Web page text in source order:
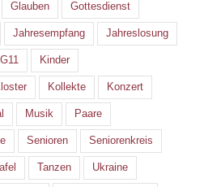
Glauben Gottesdienst
Jahresempfang Jahreslosung
Kinder
Kollekte Konzert
Musik Paare
Senioren Seniorenkreis
Tafel Tanzen Ukraine